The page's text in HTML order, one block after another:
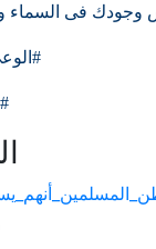
وجودك فى السماء